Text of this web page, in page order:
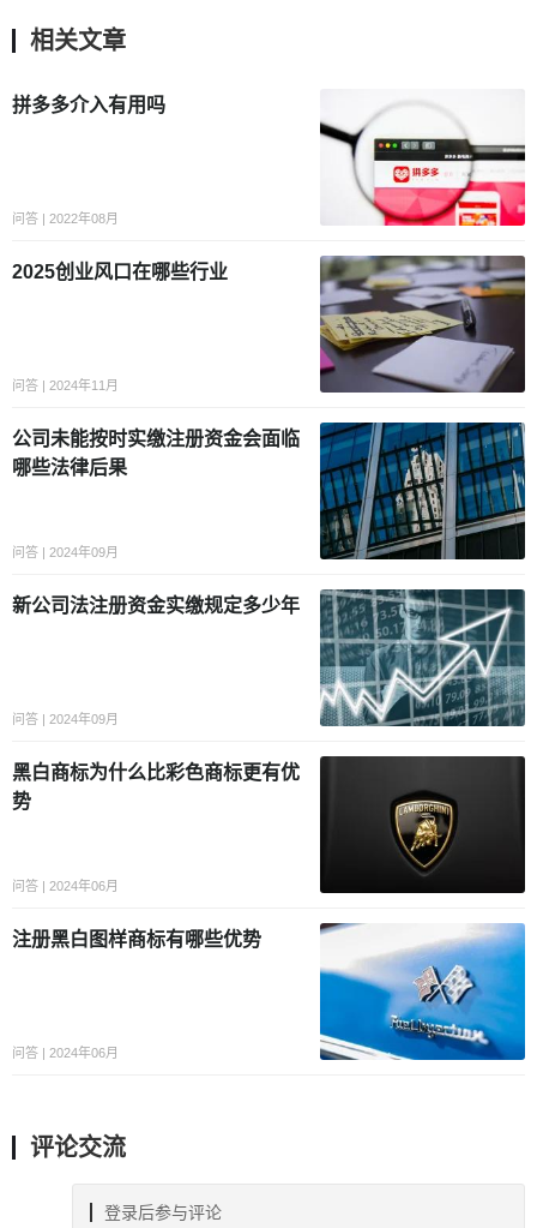
相关文章
拼多多介入有用吗
问答 | 2022年08月
2025创业风口在哪些行业
问答 | 2024年11月
公司未能按时实缴注册资金会面临
哪些法律后果
问答 | 2024年09月
新公司法注册资金实缴规定多少年
问答 | 2024年09月
黑白商标为什么比彩色商标更有优
势
问答 | 2024年06月
注册黑白图样商标有哪些优势
问答 | 2024年06月
评论交流
登录后参与评论